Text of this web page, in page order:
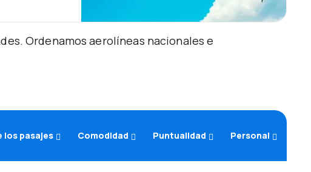
Ordenamos aerolíneas nacionales e
los pasajes Comodidad Puntualidad Personal